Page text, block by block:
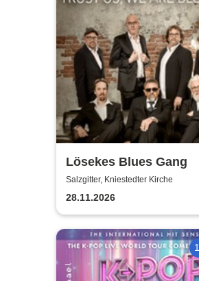
Lösekes Blues Gang
Salzgitter, Kniestedter Kirche
28.11.2026